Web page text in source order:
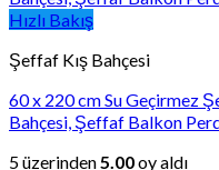
Hızlı Bakış
Şeffaf Kış Bahçesi
60 x 220 cm Su Geçirmez
Bahçesi, Şeffaf Balkon
5 üzerinden 5.00oy aldı